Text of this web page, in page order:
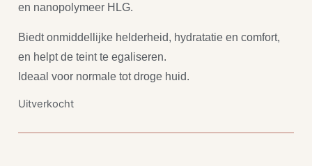
en nanopolymeer HLG.
Biedt onmiddellijke helderheid, hydratatie en comfort,
en helpt de teint te egaliseren.
Ideaal voor normale tot droge huid.
Uitverkocht